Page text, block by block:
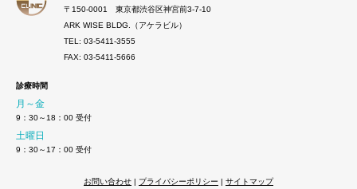
〒150‐0001 東京都渋谷区神宮前3-7-10
ARK WISE BLDG.（アケラビル）
TEL: 03-5411-3555
FAX: 03-5411-5666
診療時間
月～金
9：30～18：00 受付
土曜日
9：30～17：00 受付
お問い合わせ | プライバシーポリシー | サイトマップ